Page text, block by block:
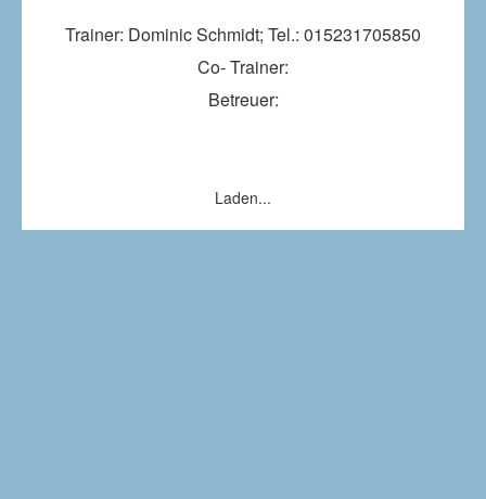
Trainer: Dominic Schmidt; Tel.: 015231705850
Co- Trainer:
Betreuer:
Laden...